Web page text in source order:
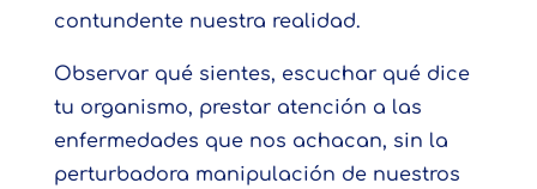
contundente nuestra realidad.
Observar qué sientes, escuchar qué dice
tu organismo, prestar atención a las
enfermedades que nos achacan, sin la
perturbadora manipulación de nuestros